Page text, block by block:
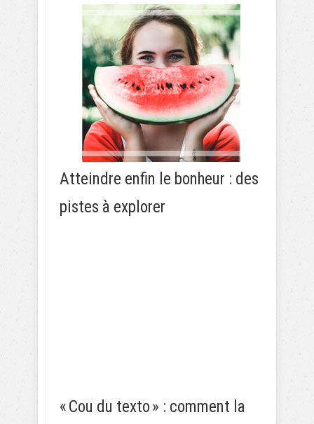
Atteindre enfin le bonheur : des
pistes à explorer
« Cou du texto » : comment la